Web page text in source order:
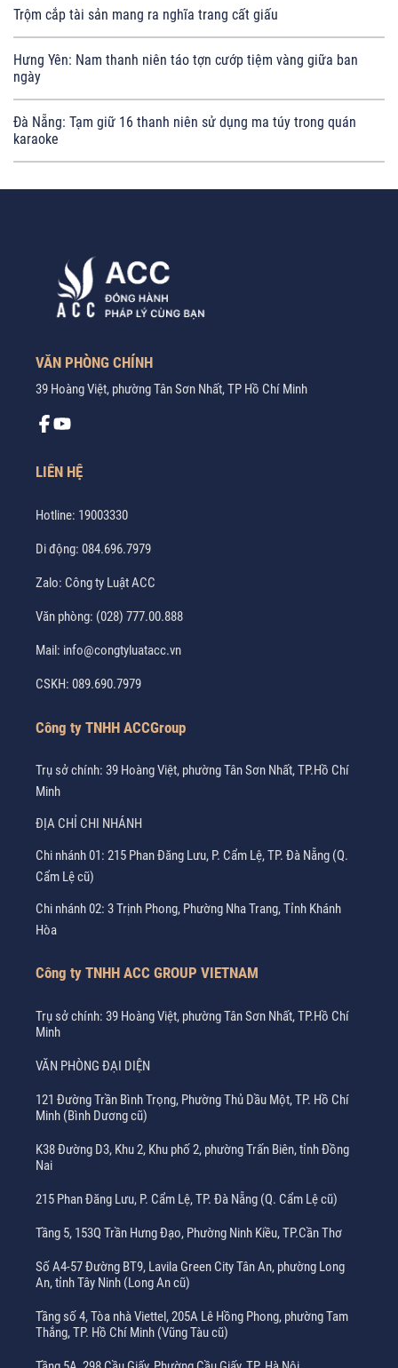
Trộm cắp tài sản mang ra nghĩa trang cất giấu
Hưng Yên: Nam thanh niên táo tợn cướp tiệm vàng giữa ban
ngày
Đà Nẵng: Tạm giữ 16 thanh niên sử dụng ma túy trong quán
karaoke
VĂN PHÒNG CHÍNH
39 Hoàng Việt, phường Tân Sơn Nhất, TP Hồ Chí Minh
LIÊN HỆ
Hotline: 19003330
Di động: 084.696.7979
Zalo: Công ty Luật ACC
Văn phòng: (028) 777.00.888
Mail: info@congtyluatacc.vn
CSKH: 089.690.7979
Công ty TNHH ACCGroup
Trụ sở chính: 39 Hoàng Việt, phường Tân Sơn Nhất, TP.Hồ Chí
Minh
ĐỊA CHỈ CHI NHÁNH
Chi nhánh 01: 215 Phan Đăng Lưu, P. Cẩm Lệ, TP. Đà Nẵng (Q.
Cẩm Lệ cũ)
Chi nhánh 02: 3 Trịnh Phong, Phường Nha Trang, Tỉnh Khánh
Hòa
Công ty TNHH ACC GROUP VIETNAM
Trụ sở chính: 39 Hoàng Việt, phường Tân Sơn Nhất, TP.Hồ Chí
Minh
VĂN PHÒNG ĐẠI DIỆN
121 Đường Trần Bình Trọng, Phường Thủ Dầu Một, TP. Hồ Chí
Minh (Bình Dương cũ)
K38 Đường D3, Khu 2, Khu phố 2, phường Trấn Biên, tỉnh Đồng
Nai
215 Phan Đăng Lưu, P. Cẩm Lệ, TP. Đà Nẵng (Q. Cẩm Lệ cũ)
Tầng 5, 153Q Trần Hưng Đạo, Phường Ninh Kiều, TP.Cần Thơ
Số A4-57 Đường BT9, Lavila Green City Tân An, phường Long
An, tỉnh Tây Ninh (Long An cũ)
Tầng số 4, Tòa nhà Viettel, 205A Lê Hồng Phong, phường Tam
Thắng, TP. Hồ Chí Minh (Vũng Tàu cũ)